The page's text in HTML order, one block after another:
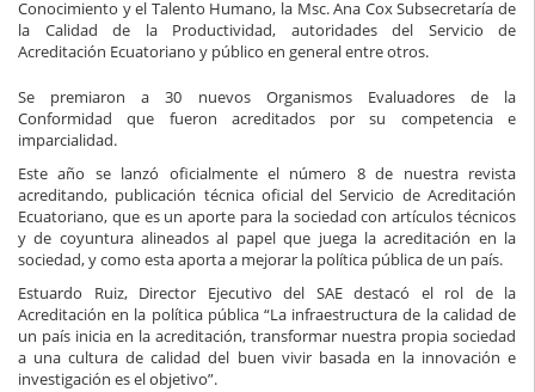
Conocimiento y el Talento Humano, la Msc. Ana Cox Subsecretaría de
la Calidad de la Productividad, autoridades del Servicio de
Acreditación Ecuatoriano y público en general entre otros.
Se premiaron a 30 nuevos Organismos Evaluadores de la
Conformidad que fueron acreditados por su competencia e
imparcialidad.
Este año se lanzó oficialmente el número 8 de nuestra revista
acreditando, publicación técnica oficial del Servicio de Acreditación
Ecuatoriano, que es un aporte para la sociedad con artículos técnicos
y de coyuntura alineados al papel que juega la acreditación en la
sociedad, y como esta aporta a mejorar la política pública de un país.
Estuardo Ruiz, Director Ejecutivo del SAE destacó el rol de la
Acreditación en la política pública “La infraestructura de la calidad de
un país inicia en la acreditación, transformar nuestra propia sociedad
a una cultura de calidad del buen vivir basada en la innovación e
investigación es el objetivo”.